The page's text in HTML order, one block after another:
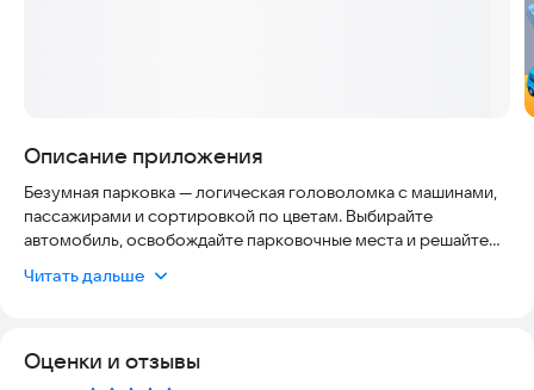
Описание приложения
Безумная парковка — логическая головоломка с машинами,
пассажирами и сортировкой по цветам. Выбирайте
автомобиль, освобождайте парковочные места и решайте
автомобиль уедет и откроет место для следующего хода.
Читать дальше
Оценки и отзывы